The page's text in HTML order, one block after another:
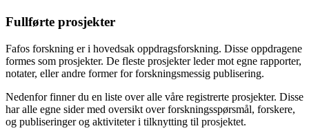
Fullførte prosjekter
Fafos forskning er i hovedsak oppdragsforskning. Disse oppdragene
formes som prosjekter. De fleste prosjekter leder mot egne rapporter,
notater, eller andre former for forskningsmessig publisering.
Nedenfor finner du en liste over alle våre registrerte prosjekter. Disse
har alle egne sider med oversikt over forskningsspørsmål, forskere,
og publiseringer og aktiviteter i tilknytting til prosjektet.